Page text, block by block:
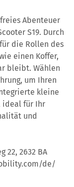
Abenteuer
S19. Durch
die Rollen des
einen Koffer,
bleibt. Wählen
um Ihren
kleine
ideal für Ihr
und
22, 2632 BA
de/